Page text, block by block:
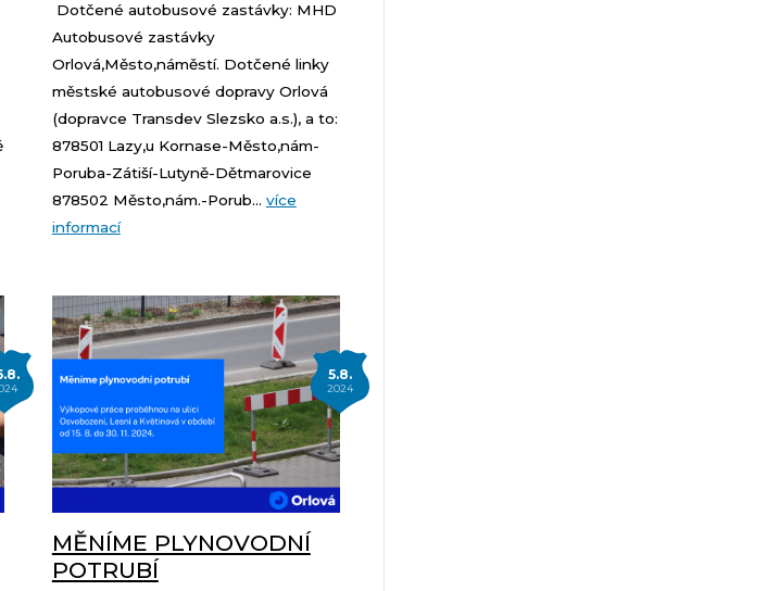
Dotčené autobusové zastávky: MHD
Autobusové zastávky
Orlová,Město,náměstí. Dotčené linky
městské autobusové dopravy Orlová
(dopravce Transdev Slezsko a.s.), a to:
878501 Lazy,u Kornase-Město,nám-
Poruba-Zátiší-Lutyně-Dětmarovice
878502 Město,nám.-Porub... více
informací
5.8.
2024
MĚNÍME PLYNOVODNÍ
POTRUBÍ